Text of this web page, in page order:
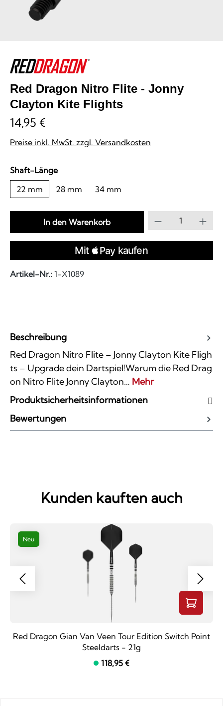
Red Dragon Nitro Flite - Jonny
Clayton Kite Flights
14,95 €
Preise inkl. MwSt. zzgl. Versandkosten
Shaft-Längeauswählen
22 mm
28 mm 34 mm
Produkt
In den Warenkorb
Artikel-Nr.: 1-X1089
Beschreibung
Red Dragon Nitro Flite – Jonny Clayton Kite Fligh
ts – Upgrade dein Dartspiel!Warum die Red Drag
on Nitro Flite Jonny Clayton… Mehr
Produktsicherheitsinformationen
Bewertungen
Kunden kauften auch
Neu
Red Dragon Gian Van Veen Tour Edition Switch Point
Steeldarts - 21g
118,95 €